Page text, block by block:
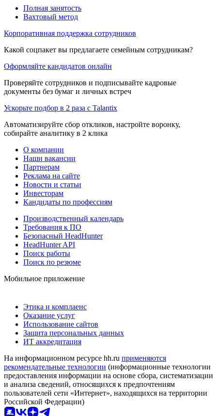
Полная занятость
Вахтовый метод
Корпоративная поддержка сотрудников
Какой соцпакет вы предлагаете семейным сотрудникам?
Оформляйте кандидатов онлайн
Проверяйте сотрудников и подписывайте кадровые
документы без бумаг и личных встреч
Ускорьте подбор в 2 раза с Talantix
Автоматизируйте сбор откликов, настройте воронку,
собирайте аналитику в 2 клика
О компании
Наши вакансии
Партнерам
Реклама на сайте
Новости и статьи
Инвесторам
Кандидаты по профессиям
Производственный календарь
Требования к ПО
Безопасный HeadHunter
HeadHunter API
Поиск работы
Поиск по резюме
Мобильное приложение
Этика и комплаенс
Оказание услуг
Использование сайтов
Защита персональных данных
ИТ аккредитация
На информационном ресурсе hh.ru применяются
рекомендательные технологии (информационные технологии
предоставления информации на основе сбора, систематизации
и анализа сведений, относящихся к предпочтениям
пользователей сети «Интернет», находящихся на территории
Российской Федерации)